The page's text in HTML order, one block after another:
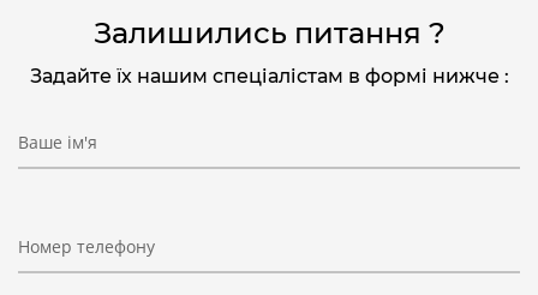
Залишились питання ?
Задайте їх нашим спеціалістам в формі нижче :
Ваше ім'я
Номер телефону